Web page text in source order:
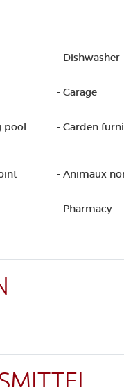
- Dishwasher
- Garage
pool - Garden
- Animaux
- Pharmacy